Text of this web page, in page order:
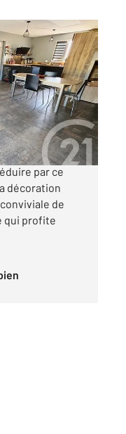
10 mn OUEST
par ce
décoration
de
qui profite